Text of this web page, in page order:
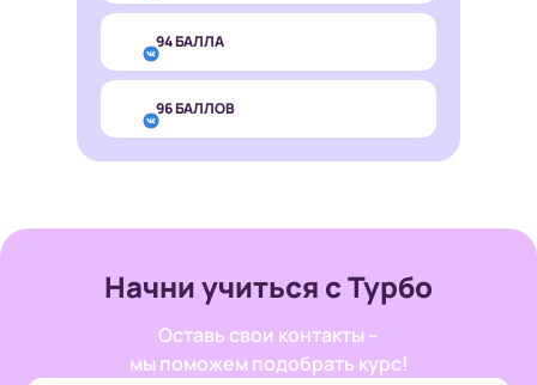
94 БАЛЛА
96 БАЛЛОВ
Начни учиться с Турбо
Оставь свои контакты –
мы поможем подобрать курс!